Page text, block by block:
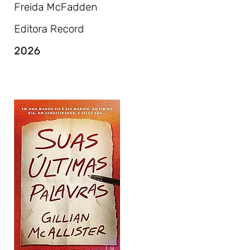
Freida McFadden
Editora Record
2026